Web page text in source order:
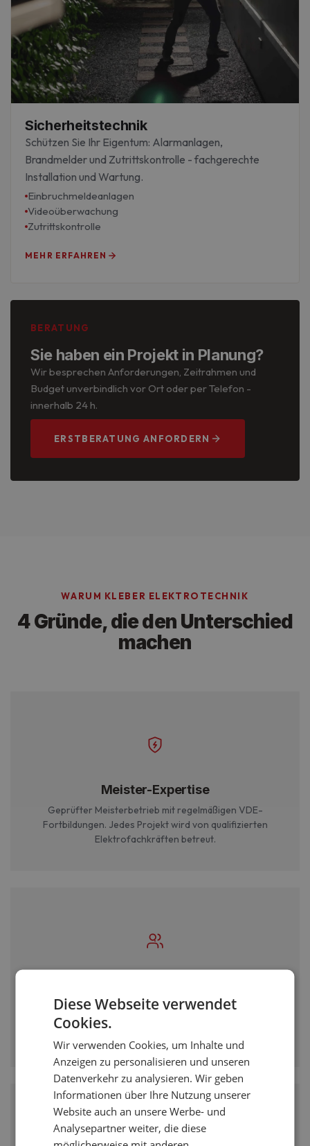
Sicherheitstechnik
Schützen Sie Ihr Eigentum: Alarmanlagen,
Brandmelder und Zutrittskontrolle - fachgerechte
Installation und Wartung.
Einbruchmeldeanlagen
Videoüberwachung
Zutrittskontrolle
MEHR ERFAHREN
BERATUNG
Sie haben ein Projekt in Planung?
Wir besprechen Anforderungen, Zeitrahmen und
Budget unverbindlich vor Ort oder per Telefon -
innerhalb 24 h.
ERSTBERATUNG ANFORDERN
WARUM KLEBER ELEKTROTECHNIK
4 Gründe, die den Unterschied
machen
Meister-Expertise
Geprüfter Meisterbetrieb mit regelmäßigen VDE-
Fortbildungen. Jedes Projekt wird von qualifizierten
Elektrofachkräften betreut.
Sie sprechen direkt mit Ihrem persönlichen Projektleiter -
keine Callcenter, keine Warteschleifen. Beratung auf
Diese Webseite verwendet
Cookies.
Wir verwenden Cookies, um Inhalte und
Anzeigen zu personalisieren und unseren
Datenverkehr zu analysieren. Wir geben
Informationen über Ihre Nutzung unserer
Website auch an unsere Werbe- und
Analysepartner weiter, die diese